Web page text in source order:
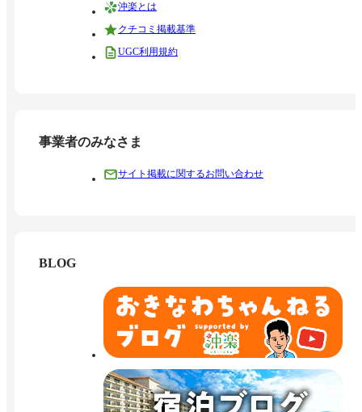
沖楽とは
クチコミ掲載基準
UGC利用規約
事業者のみなさま
サイト掲載に関するお問い合わせ
BLOG